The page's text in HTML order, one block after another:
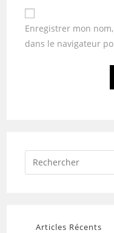
Enregistrer mon
dans le navigateur
Articles Récents